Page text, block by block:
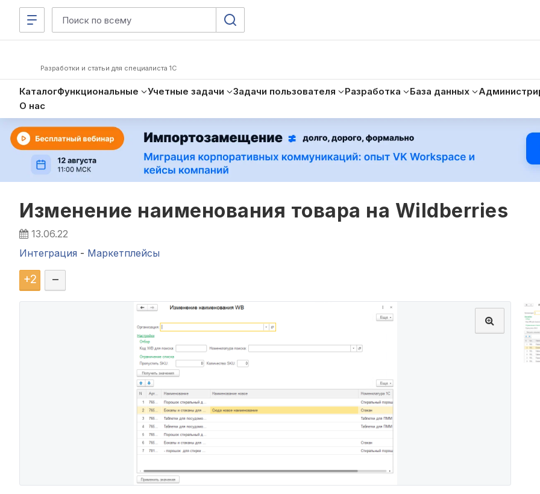
Разработки и статьи для специалиста 1С
КаталогФункциональные Учетные задачи Задачи пользователя Разработка База данных
О нас
Изменение наименования товара на Wildberries
13.06.22
Интеграция - Маркетплейсы
+2 –